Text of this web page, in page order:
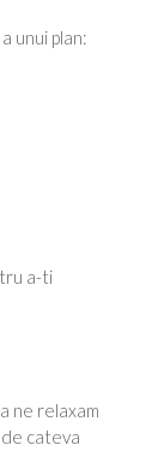
unui plan:
a-ti
ne relaxam
cateva